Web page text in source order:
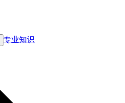
专业知识